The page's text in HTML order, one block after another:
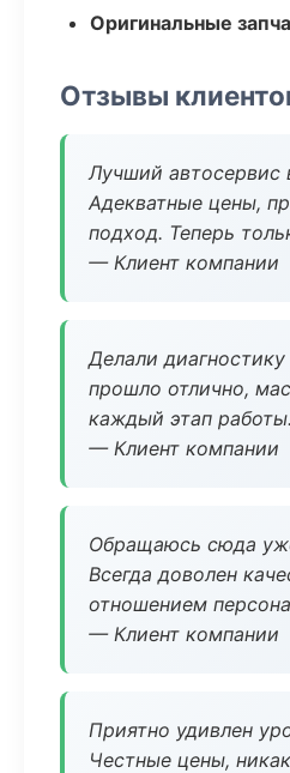
Оригинальные
Отзывы
Лучший автосервис
Адекватные цены,
подход. Теперь
— Клиент компании
Делали
прошло отлично,
каждый этап работы.
— Клиент компании
Обращаюсь сюда
Всегда доволен
отношением
— Клиент компании
Приятно удивлен
Честные цены,